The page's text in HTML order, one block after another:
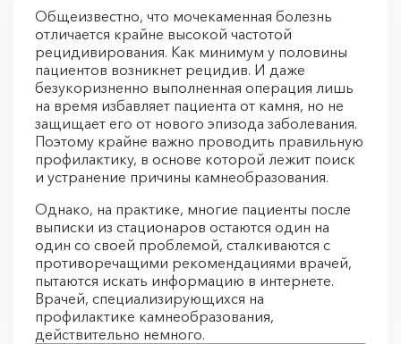
Общеизвестно, что мочекаменная болезнь
отличается крайне высокой частотой
рецидивирования. Как минимум у половины
пациентов возникнет рецидив. И даже
безукоризненно выполненная операция лишь
на время избавляет пациента от камня, но не
защищает его от нового эпизода заболевания.
Поэтому крайне важно проводить правильную
профилактику, в основе которой лежит поиск
и устранение причины камнеобразования.
Однако, на практике, многие пациенты после
выписки из стационаров остаются один на
один со своей проблемой, сталкиваются с
противоречащими рекомендациями врачей,
пытаются искать информацию в интернете.
Врачей, специализирующихся на
профилактике камнеобразования,
действительно немного.